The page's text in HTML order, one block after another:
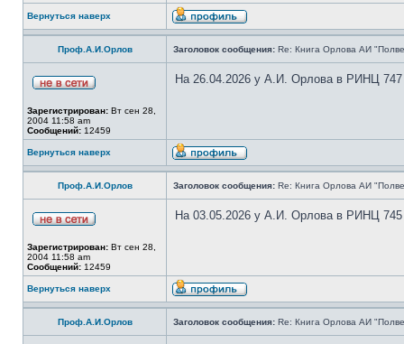
Вернуться наверх
Проф.А.И.Орлов Заголовок сообщения: Re: Книга Орлова АИ
Зарегистрирован: Вт сен 28,
2004 11:58 am
Сообщений: 12459
На 26.04.2026 у А.И. Орлова в РИНЦ 747
Вернуться наверх
Проф.А.И.Орлов Заголовок сообщения: Re: Книга Орлова АИ
Зарегистрирован: Вт сен 28,
2004 11:58 am
Сообщений: 12459
На 03.05.2026 у А.И. Орлова в РИНЦ 745
Вернуться наверх
Проф.А.И.Орлов Заголовок сообщения: Re: Книга Орлова АИ